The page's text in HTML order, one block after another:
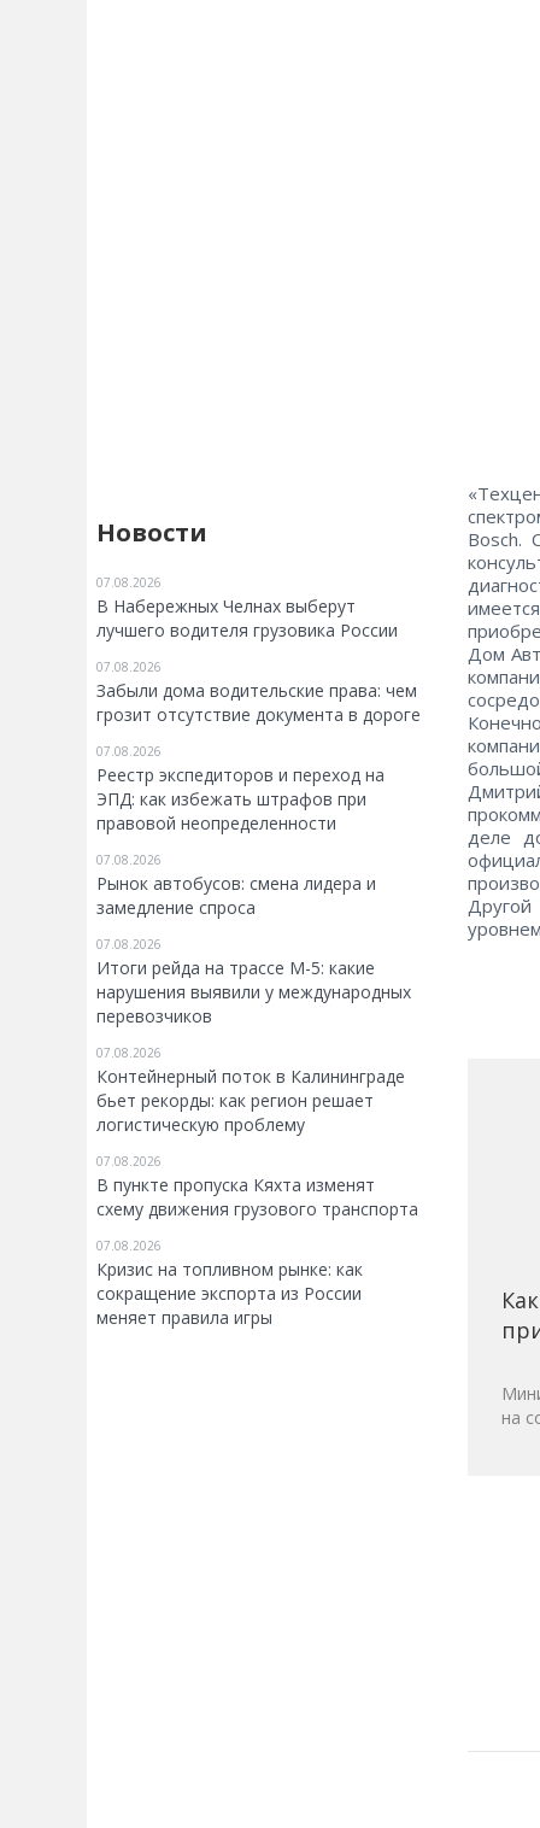
Новости
07.08.2026
В Набережных Челнах выберут
лучшего водителя грузовика России
07.08.2026
Забыли дома водительские права: чем
грозит отсутствие документа в дороге
07.08.2026
Реестр экспедиторов и переход на
ЭПД: как избежать штрафов при
правовой неопределенности
07.08.2026
Рынок автобусов: смена лидера и
замедление спроса
07.08.2026
Итоги рейда на трассе М-5: какие
нарушения выявили у международных
перевозчиков
07.08.2026
Контейнерный поток в Калининграде
бьет рекорды: как регион решает
логистическую проблему
07.08.2026
В пункте пропуска Кяхта изменят
схему движения грузового транспорта
07.08.2026
Кризис на топливном рынке: как
сокращение экспорта из России
меняет правила игры
Bosch.
Дом
деле
на